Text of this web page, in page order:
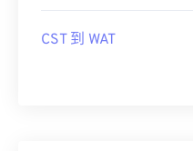
CST 到 WAT